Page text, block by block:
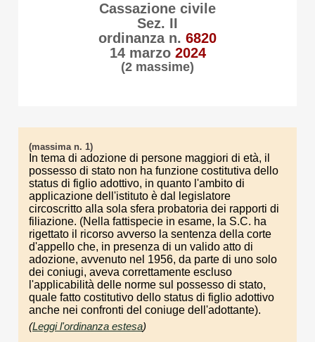
Cassazione civile
Sez. II
ordinanza n. 6820
14 marzo 2024
(2 massime)
(massima n. 1)
In tema di adozione di persone maggiori di età, il
possesso di stato non ha funzione costitutiva dello
status di figlio adottivo, in quanto l'ambito di
applicazione dell'istituto è dal legislatore
circoscritto alla sola sfera probatoria dei rapporti di
filiazione. (Nella fattispecie in esame, la S.C. ha
rigettato il ricorso avverso la sentenza della corte
d'appello che, in presenza di un valido atto di
adozione, avvenuto nel 1956, da parte di uno solo
dei coniugi, aveva correttamente escluso
l'applicabilità delle norme sul possesso di stato,
quale fatto costitutivo dello status di figlio adottivo
anche nei confronti del coniuge dell'adottante).
(Leggi l'ordinanza estesa)